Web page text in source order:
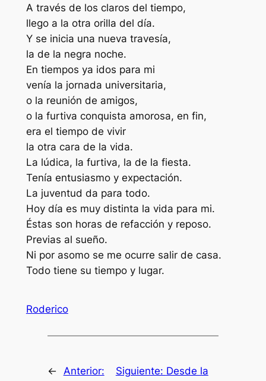
A través de los claros del tiempo,
llego a la otra orilla del día.
Y se inicia una nueva travesía,
la de la negra noche.
En tiempos ya idos para mi
venía la jornada universitaria,
o la reunión de amigos,
o la furtiva conquista amorosa, en fin,
era el tiempo de vivir
la otra cara de la vida.
La lúdica, la furtiva, la de la fiesta.
Tenía entusiasmo y expectación.
La juventud da para todo.
Hoy día es muy distinta la vida para mi.
Éstas son horas de refacción y reposo.
Previas al sueño.
Ni por asomo se me ocurre salir de casa.
Todo tiene su tiempo y lugar.
Roderico
← Anterior:
Siguiente: Desde la